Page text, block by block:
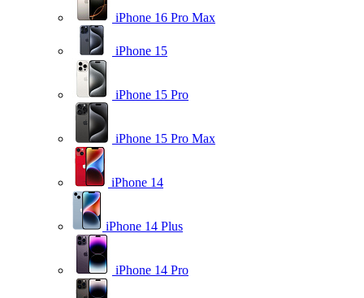
iPhone 16 Pro Max
iPhone 15
iPhone 15 Pro
iPhone 15 Pro Max
iPhone 14
iPhone 14 Plus
iPhone 14 Pro